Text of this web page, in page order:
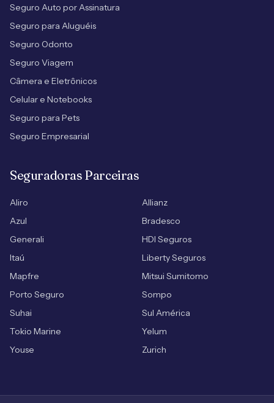
Seguro Auto por Assinatura
Seguro para Aluguéis
Seguro Odonto
Seguro Viagem
Câmera e Eletrônicos
Celular e Notebooks
Seguro para Pets
Seguro Empresarial
Seguradoras Parceiras
Aliro
Allianz
Azul
Bradesco
Generali
HDI Seguros
Itaú
Liberty Seguros
Mapfre
Mitsui Sumitomo
Porto Seguro
Sompo
Suhai
Sul América
Tokio Marine
Yelum
Youse
Zurich